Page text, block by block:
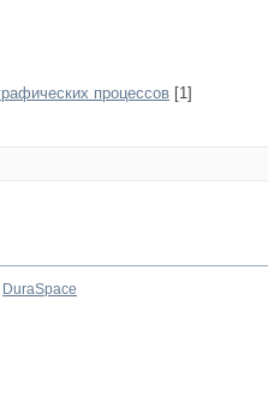
процессов [1]
DuraSpace